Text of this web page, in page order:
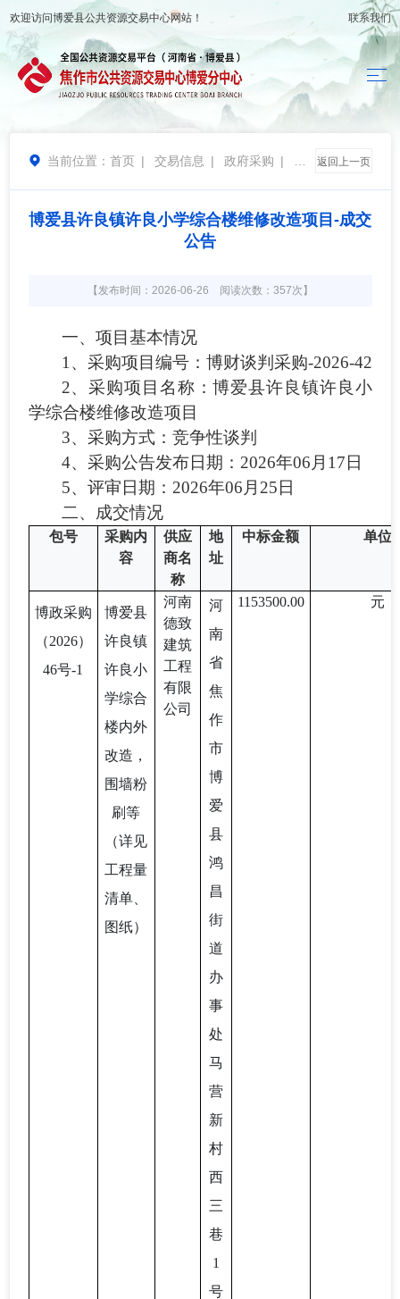
欢迎访问博爱县公共资源交易中心网站！ 联系我们
 当前位置： 首页 | 交易信息 | 政府采购 |
结
果公告
返回上一页
博爱县许良镇许良小学综合楼维修改造项目-成交
公告
【发布时间：2026-06-26 阅读次数：357次】
一、项目基本情况
1、采购项目编号：博财谈判采购-2026-42
2、采购项目名称：博爱县许良镇许良小
学综合楼维修改造项目
3、采购方式：竞争性谈判
4、采购公告发布日期：2026年06月17日
5、评审日期：2026年06月25日
二、成交情况
包号
采购内
容
供应
商名
称
地
址
中标金额 单位
博政采购
（2026）
46号-1
博爱县
许良镇
许良小
学综合
楼内外
改造，
围墙粉
刷等
（详见
工程量
清单、
图纸）
河南
德致
建筑
工程
有限
公司
河
南
省
焦
作
市
博
爱
县
鸿
昌
街
道
办
事
处
马
营
新
村
西
三
巷
1
号
1153500.00 元